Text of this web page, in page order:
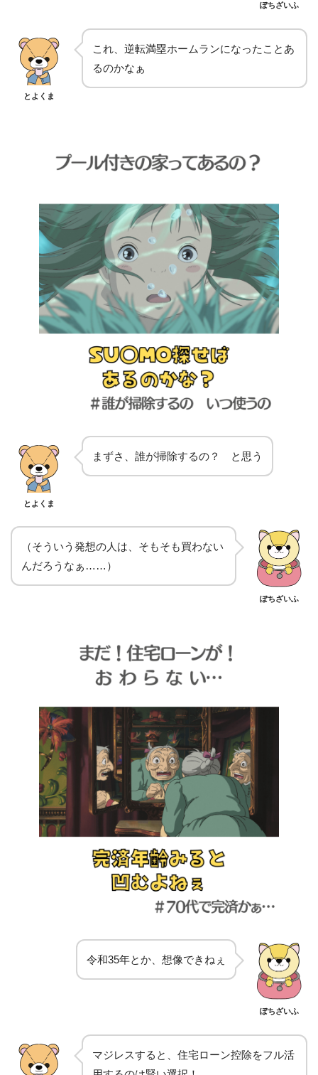
ぽちざいふ
とよくま
これ、逆転満塁ホームランになったことあ
るのかなぁ
とよくま
まずさ、誰が掃除するの？ と思う
（そういう発想の人は、そもそも買わない
んだろうなぁ……）
ぽちざいふ
令和35年とか、想像できねぇ
ぽちざいふ
マジレスすると、住宅ローン控除をフル活